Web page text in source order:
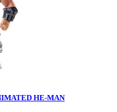
HE-MAN